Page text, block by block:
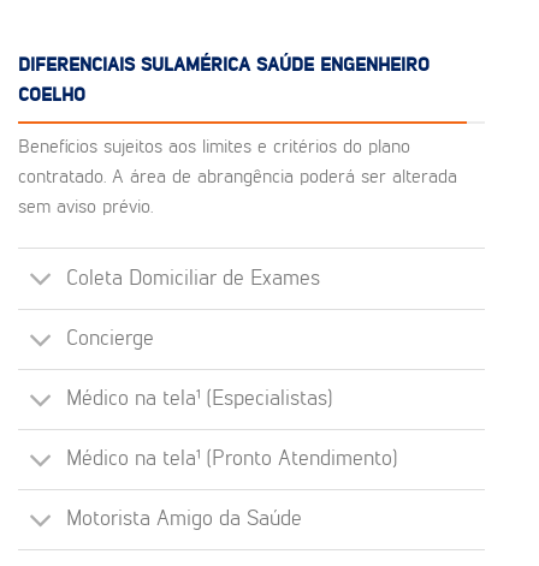
DIFERENCIAIS SULAMÉRICA SAÚDE ENGENHEIRO
COELHO
Benefícios sujeitos aos limites e critérios do plano
contratado. A área de abrangência poderá ser alterada
sem aviso prévio.
Coleta Domiciliar de Exames
Concierge
Médico na tela¹ (Especialistas)
Médico na tela¹ (Pronto Atendimento)
Motorista Amigo da Saúde